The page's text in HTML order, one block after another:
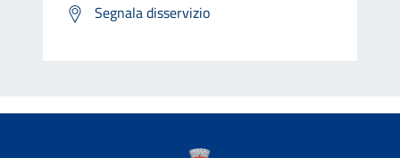
Segnala disservizio